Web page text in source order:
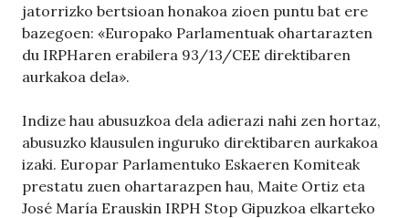
jatorrizko bertsioan honakoa zioen puntu bat ere
bazegoen: «Europako Parlamentuak ohartarazten
du IRPHaren erabilera 93/13/CEE direktibaren
aurkakoa dela».
Indize hau abusuzkoa dela adierazi nahi zen hortaz,
abusuzko klausulen inguruko direktibaren aurkakoa
izaki. Europar Parlamentuko Eskaeren Komiteak
prestatu zuen ohartarazpen hau, Maite Ortiz eta
José María Erauskin IRPH Stop Gipuzkoa elkarteko